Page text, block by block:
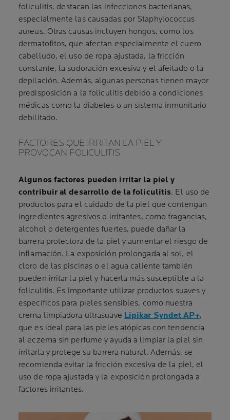
foliculitis, destacan las infecciones bacterianas,
especialmente las causadas por Staphylococcus
aureus. Otras causas incluyen hongos, como los
dermatofitos, que afectan especialmente el cuero
cabelludo, el uso de ropa ajustada, la fricción
constante, la sudoración excesiva y el afeitado o la
depilación. Además, algunas personas tienen mayor
predisposición a la foliculitis debido a condiciones
médicas como la diabetes o un sistema inmunitario
debilitado.
FACTORES QUE IRRITAN LA PIEL Y
PROVOCAN FOLICULITIS
Algunos factores pueden irritar la piel y
contribuir al desarrollo de la foliculitis. El uso de
productos para el cuidado de la piel que contengan
ingredientes agresivos o irritantes, como fragancias,
alcohol o detergentes fuertes, puede dañar la
barrera protectora de la piel y aumentar el riesgo de
inflamación. La exposición prolongada al sol, el
cloro de las piscinas o el agua caliente también
pueden irritar la piel y hacerla más susceptible a la
foliculitis. Es importante utilizar productos suaves y
específicos para pieles sensibles, como nuestra
crema limpiadora ultrasuave Lipikar Syndet AP+,
que es ideal para las pieles atópicas con tendencia
al eczema sin perfume y ayuda a limpiar la piel sin
irritarla y protege su barrera natural. Además, se
recomienda evitar la fricción excesiva de la piel, el
uso de ropa ajustada y la exposición prolongada a
factores irritantes.